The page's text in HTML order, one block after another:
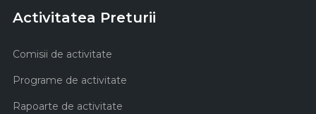
Activitatea Preturii
Comisii de activitate
Programe de activitate
Rapoarte de activitate